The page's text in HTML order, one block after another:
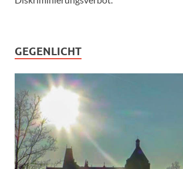
GEGENLICHT